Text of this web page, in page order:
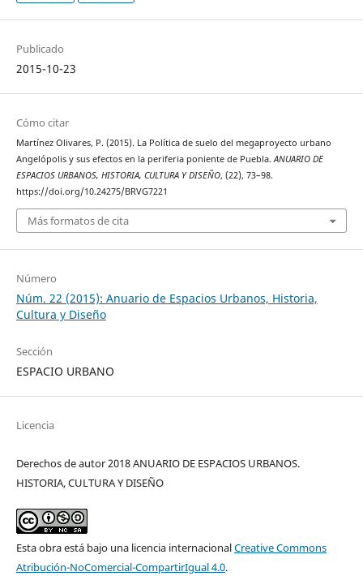
Publicado
2015-10-23
Cómo citar
Martínez Olivares, P. (2015). La Política de suelo del megaproyecto urbano
Angelópolis y sus efectos en la periferia poniente de Puebla.ANUARIO DE
ESPACIOS URBANOS, HISTORIA, CULTURA Y DISEÑO, (22), 73–98.
https://doi.org/10.24275/BRVG7221
Más formatos de cita
Número
Núm. 22 (2015): Anuario de Espacios Urbanos, Historia,
Cultura y Diseño
Sección
ESPACIO URBANO
Licencia
Derechos de autor 2018 ANUARIO DE ESPACIOS URBANOS.
HISTORIA, CULTURA Y DISEÑO
Esta obra está bajo una licencia internacionalCreative Commons
Atribución-NoComercial-CompartirIgual 4.0.